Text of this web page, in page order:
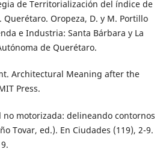
de Te­rritorialización del índice de
Oropeza, D. y M. Portillo
e Industria: Santa Bárbara y La
de Querétaro.
Architec­tural Meaning after the
Press.
motorizada: delineando contornos
Tovar, ed.). En Ciu­dades (119), 2-9.